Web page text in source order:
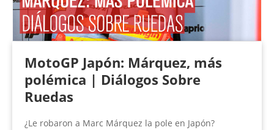
MotoGP Japón: Márquez, más
polémica | Diálogos Sobre
Ruedas
¿Le robaron a Marc Márquez la pole en Japón?